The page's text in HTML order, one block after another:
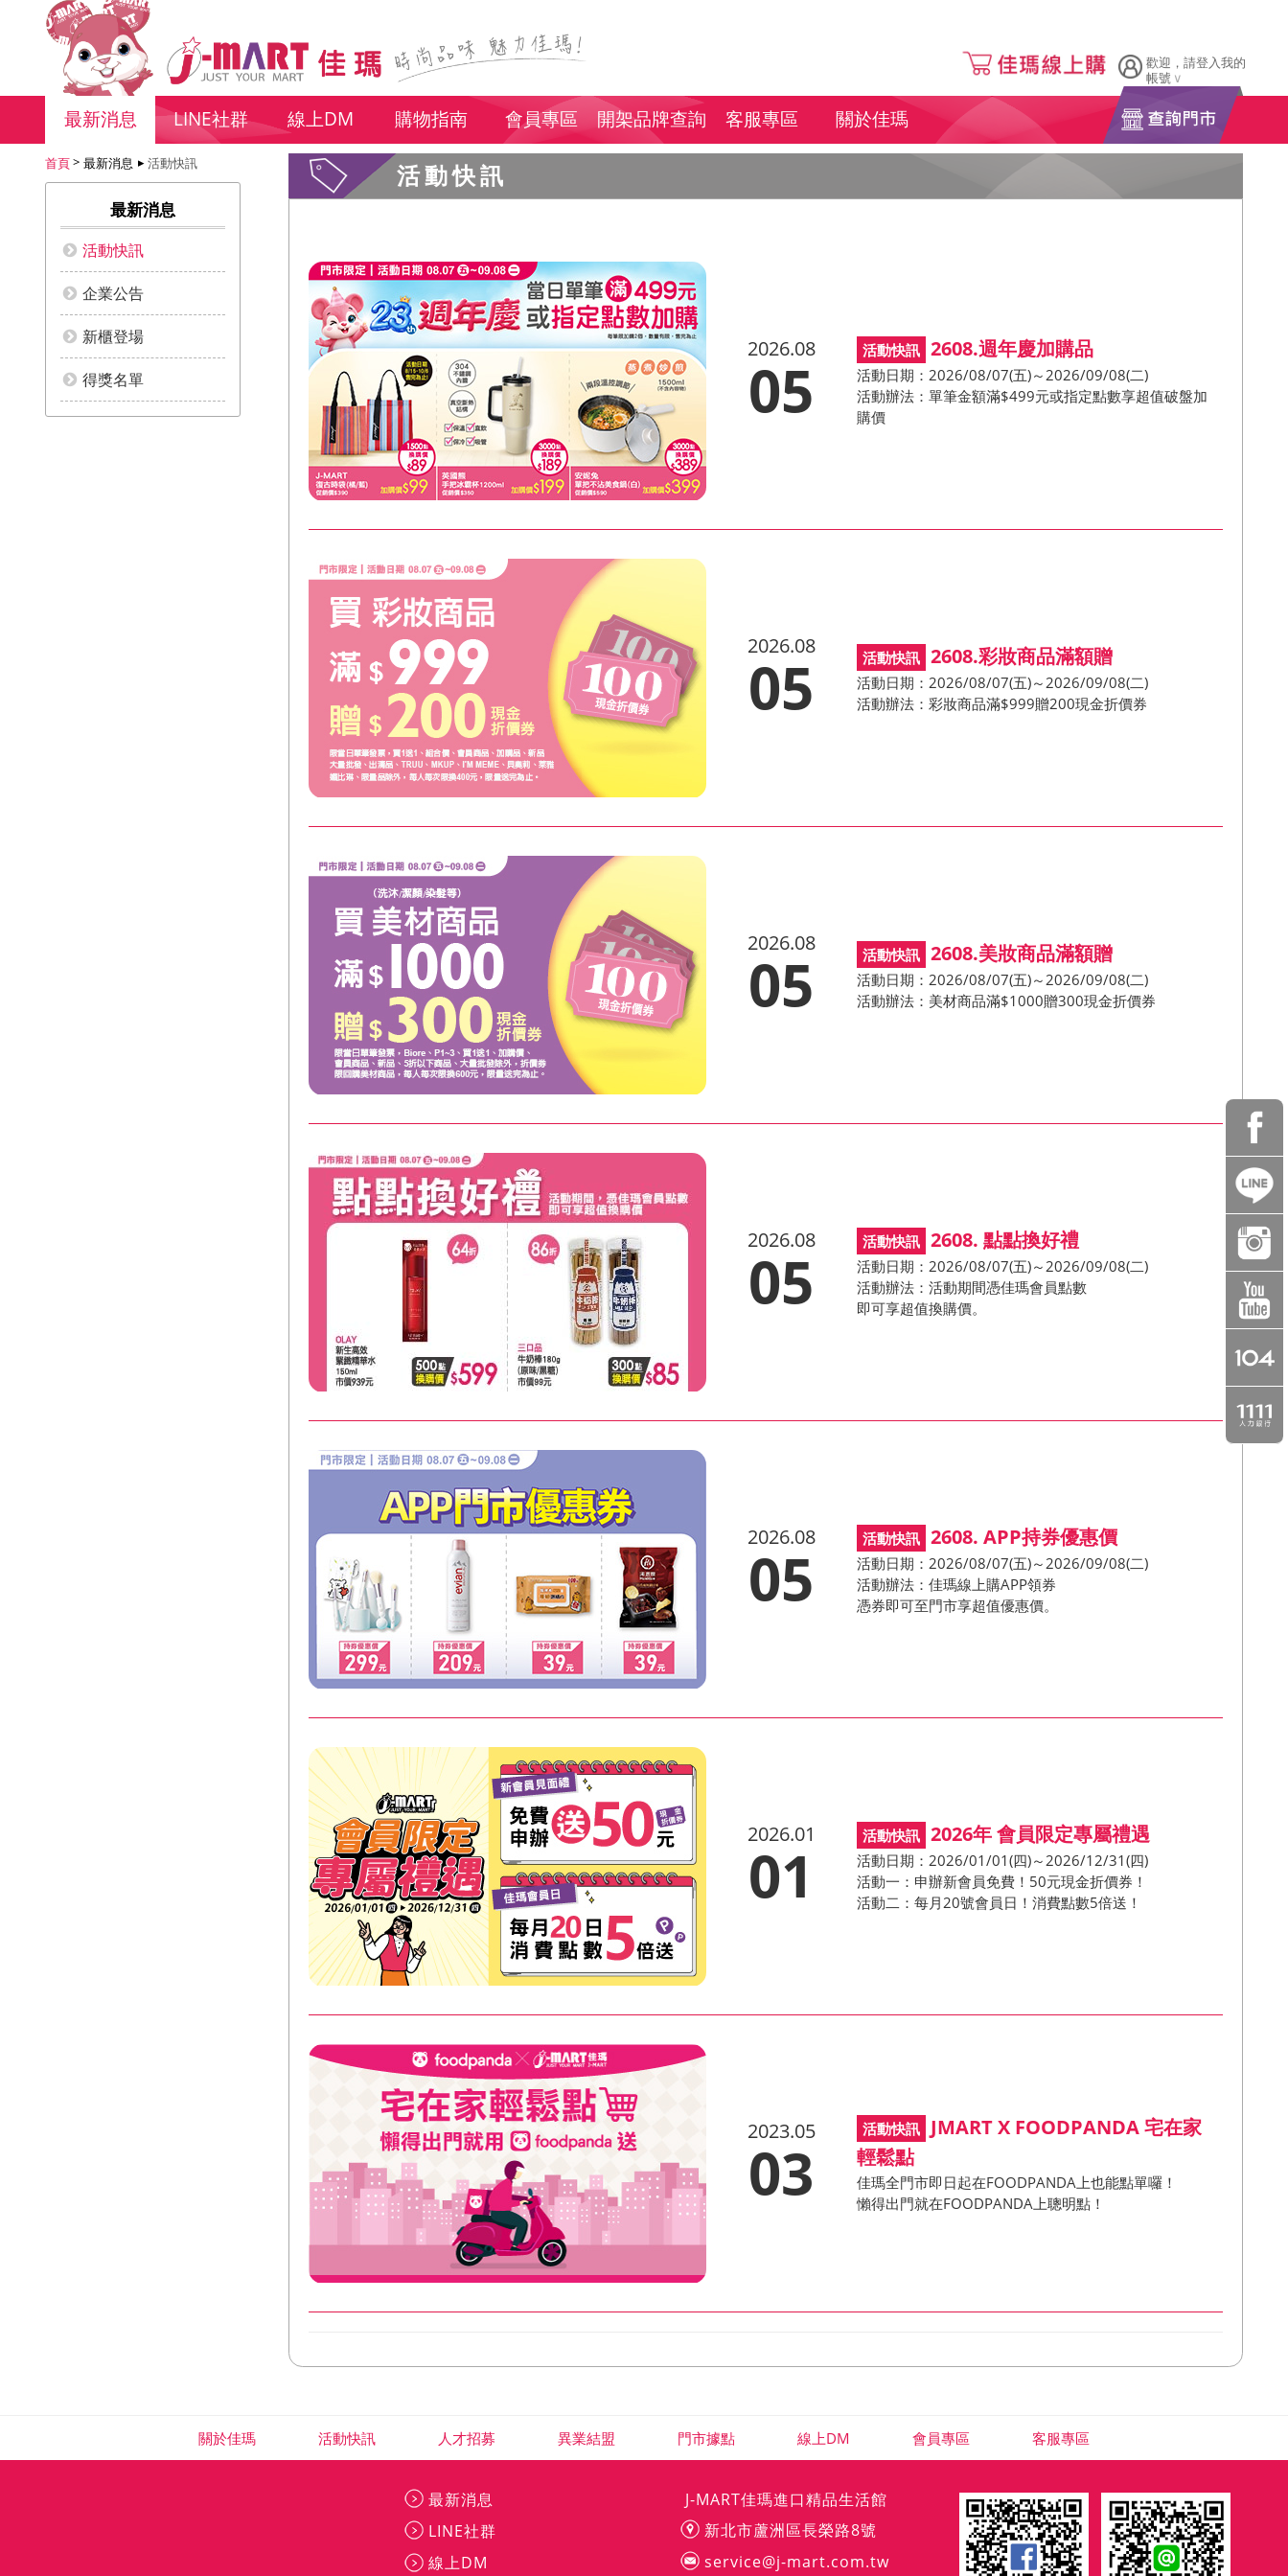
歡迎，請登入我的
帳號
最新消息 LINE社群 線上DM 購物指南 會員專區 開架品牌查詢 客服專區 關於佳瑪
首頁 最新消息 活動快訊
最新消息
活動快訊
企業公告
新櫃登場
得獎名單
活動快訊
2026.08
05
2608.週年慶加購品
活動日期：2026/08/07(五)～2026/09/08(二)
活動辦法：單筆金額滿$499元或指定點數享超值破盤加
購價
2026.08
05 2608.彩妝商品滿額贈
活動日期：2026/08/07(五)～2026/09/08(二)
活動辦法：彩妝商品滿$999贈200現金折價券
2026.08
05 2608.美妝商品滿額贈
活動日期：2026/08/07(五)～2026/09/08(二)
活動辦法：美材商品滿$1000贈300現金折價券
2026.08
05
2608. 點點換好禮
活動日期：2026/08/07(五)～2026/09/08(二)
活動辦法：活動期間憑佳瑪會員點數
即可享超值換購價。
2026.08
05
2608. APP持券優惠價
活動日期：2026/08/07(五)～2026/09/08(二)
活動辦法：佳瑪線上購APP領券
憑券即可至門市享超值優惠價。
2026.01
01
2026年 會員限定專屬禮遇
活動日期：2026/01/01(四)～2026/12/31(四)
活動一：申辦新會員免費！50元現金折價券！
活動二：每月20號會員日！消費點數5倍送！
2023.05
03
JMART X FOODPANDA 宅在家
輕鬆點
佳瑪全門市即日起在FOODPANDA上也能點單囉！
懶得出門就在FOODPANDA上聰明點！
關於佳瑪 活動快訊 人才招募 異業結盟 門市據點 線上DM 會員專區 客服專區
最新消息
LINE社群
線上DM
J-MART佳瑪進口精品生活館
新北市蘆洲區長榮路8號
service@j-mart.com.tw